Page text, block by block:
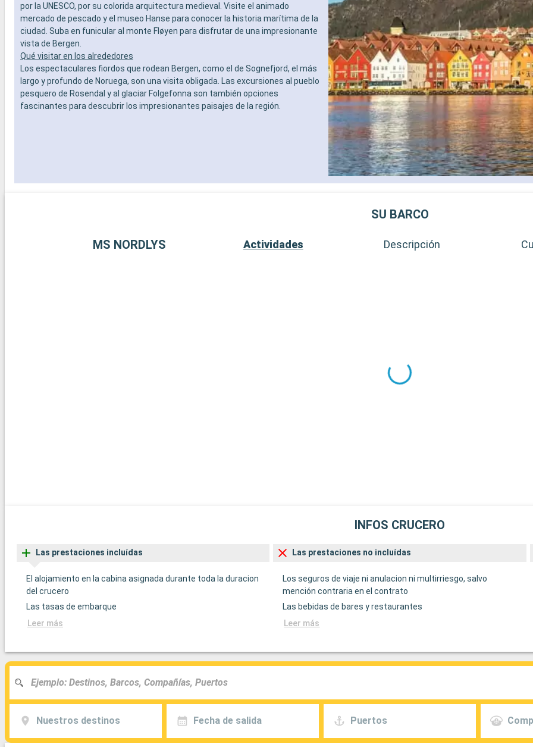
por la UNESCO, por su colorida arquitectura medieval. Visite el animado
mercado de pescado y el museo Hanse para conocer la historia marítima de la
ciudad. Suba en funicular al monte Fløyen para disfrutar de una impresionante
vista de Bergen.
Qué visitar en los alrededores
Los espectaculares fiordos que rodean Bergen, como el de Sognefjord, el más
largo y profundo de Noruega, son una visita obligada. Las excursiones al pueblo
pesquero de Rosendal y al glaciar Folgefonna son también opciones
fascinantes para descubrir los impresionantes paisajes de la región.
SU BARCO
MS NORDLYS Actividades Descripción
INFOS CRUCERO
Las prestaciones incluídas
El alojamiento en la cabina asignada durante toda la duracion
del crucero
Las tasas de embarque
Leer más
Las prestaciones no incluídas
Los seguros de viaje ni anulacion ni multirriesgo, salvo
mención contraria en el contrato
Las bebidas de bares y restaurantes
Leer más
Nuestros destinos Fecha de salida Puertos